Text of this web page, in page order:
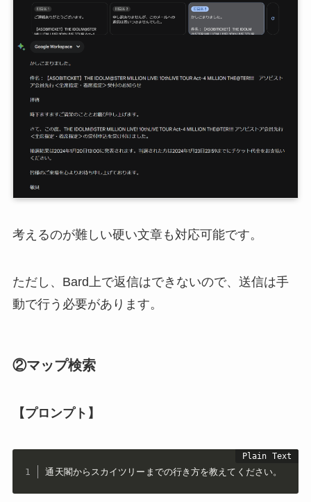
考えるのが難しい硬い文章も対応可能です。
ただし、Bard上で返信はできないので、送信は手
動で行う必要があります。
②マップ検索
【プロンプト】
通天閣からスカイツリーまでの行き方を教えてください。